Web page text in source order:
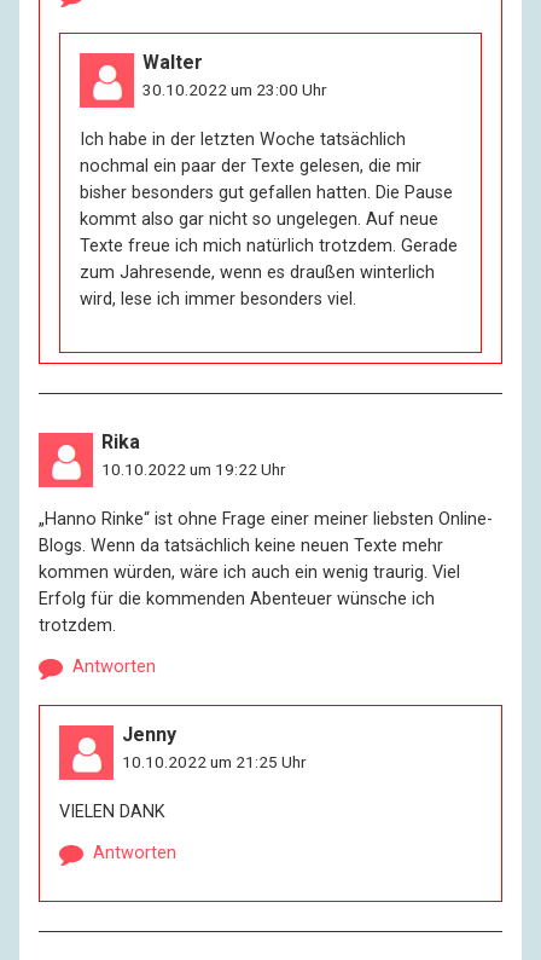
Walter
30.10.2022 um 23:00 Uhr
Ich habe in der letzten Woche tatsächlich
nochmal ein paar der Texte gelesen, die mir
bisher besonders gut gefallen hatten. Die Pause
kommt also gar nicht so ungelegen. Auf neue
Texte freue ich mich natürlich trotzdem. Gerade
zum Jahresende, wenn es draußen winterlich
wird, lese ich immer besonders viel.
Rika
10.10.2022 um 19:22 Uhr
„Hanno Rinke“ ist ohne Frage einer meiner liebsten Online-
Blogs. Wenn da tatsächlich keine neuen Texte mehr
kommen würden, wäre ich auch ein wenig traurig. Viel
Erfolg für die kommenden Abenteuer wünsche ich
trotzdem.
Antworten
Jenny
10.10.2022 um 21:25 Uhr
VIELEN DANK
Antworten